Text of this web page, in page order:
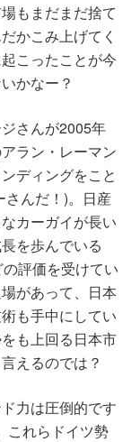
もまだまだ捨て
かこみ上げてく
こったことが今
かなー？
さんが2005年
ラン・レーマン
ディングをこと
さんだ！)。日産
カーガイが長い
を歩んでいる
評価を受けてい
があって、日本
も手中にしてい
も上回る日本市
えるのでは？
力は圧倒的です
これらドイツ勢